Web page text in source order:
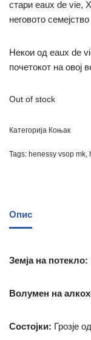
стари eaux de vie,
неговото
Некои од eaux de
почетокот на овој
Out of stock
Категорија Коњак
Tags: henessy vsop mk,
Опис
Земја на потекло:
Волумен на
Состојки: Грозје